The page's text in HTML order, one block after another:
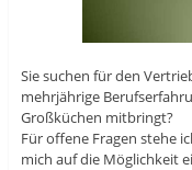
Sie suchen für den
mehrjährige
Großküchen mitbringt?
Für offene Fragen stehe
mich auf die Möglichkeit